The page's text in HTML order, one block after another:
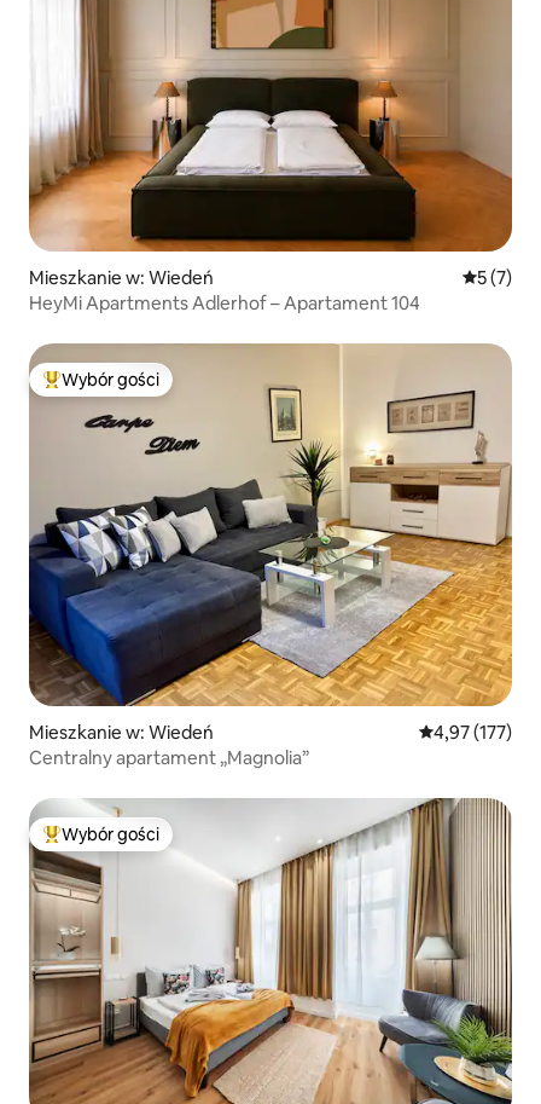
Mieszkanie w: Wiedeń Średnia
5 (7)
HeyMi Apartments Adlerhof – Apartament 104
Najpopularniejsze z kategorii Wybór gości
Wybór gości
Mieszkanie w: Wiedeń Średnia
4,97 (177)
Centralny apartament „Magnolia”
Najpopularniejsze z kategorii Wybór gości
Wybór gości